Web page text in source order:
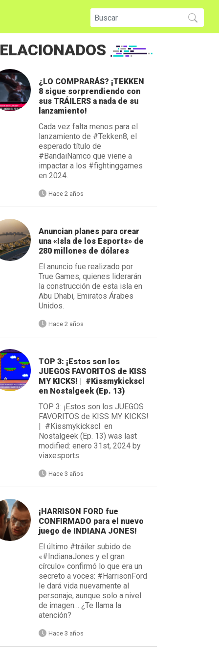
¿LO COMPRARÁS? ¡TEKKEN
8 sigue sorprendiendo con
sus TRÁILERS a nada de su
lanzamiento!
Cada vez falta menos para el
lanzamiento de #Tekken8, el
esperado título de
#BandaiNamco que viene a
impactar a los #fightinggames
en 2024.
Hace 2 años
Anuncian planes para crear
una «Isla de los Esports» de
280 millones de dólares
El anuncio fue realizado por
True Games, quienes liderarán
la construcción de esta isla en
Abu Dhabi, Emiratos Árabes
Unidos.
Hace 2 años
TOP 3: ¡Estos son los
JUEGOS FAVORITOS de KISS
MY KICKS! | #Kissmykickscl
en Nostalgeek (Ep. 13)
TOP 3: ¡Estos son los JUEGOS
FAVORITOS de KISS MY KICKS!
| #Kissmykickscl en
Nostalgeek (Ep. 13) was last
modified: enero 31st, 2024 by
viaxesports
Hace 3 años
¡HARRISON FORD fue
CONFIRMADO para el nuevo
juego de INDIANA JONES!
El último #tráiler subido de
«#IndianaJones y el gran
círculo» confirmó lo que era un
secreto a voces: #HarrisonFord
le dará vida nuevamente al
personaje, aunque solo a nivel
de imagen… ¿Te llama la
atención?
Hace 3 años